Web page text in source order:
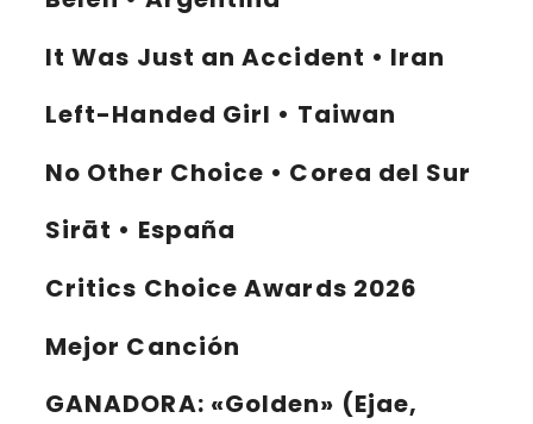
It Was Just an Accident • Iran
Left-Handed Girl • Taiwan
No Other Choice • Corea del Sur
Sirāt • España
Critics Choice Awards 2026
Mejor Canción
GANADORA: «Golden» (Ejae,